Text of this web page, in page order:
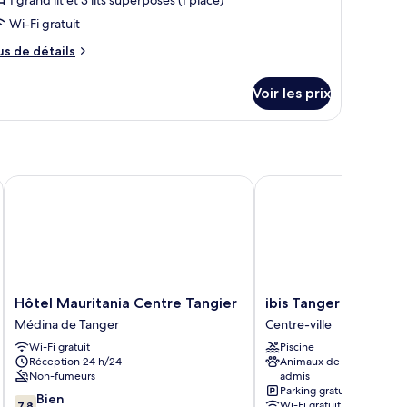
:
Wi-Fi gratuit
de détails
Voir les prix
Hôtel
Mauritania
Centre
Tangier
Médina
de
Tanger
Hôtel Mauritania Centre Tangier
Médina de Tanger
Wi-Fi gratuit
Réception 24 h/24
Non-fumeurs
7.8 Bien
Hôtel Mauritania Centre Tangier
ibis
Tanger
City
Center
Centre-
ville
ibis Tanger City
Centre-ville
Piscine
Animaux de compagnie
admis
Parking gratuit
ibis Tanger City Center